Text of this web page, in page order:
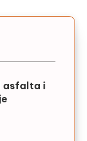
asfalta i